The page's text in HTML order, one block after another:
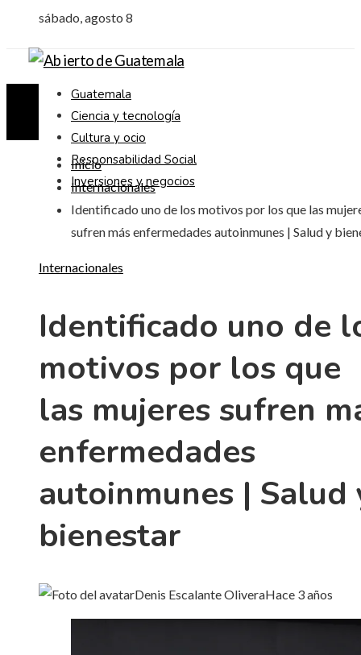
sábado, agosto 8
Guatemala
Ciencia y tecnología
Cultura y ocio
Responsabilidad Social
Inversiones y negocios
Inicio
Internacionales
Identificado uno de los motivos por los que las
sufren más enfermedades autoinmunes | Salud y
Internacionales
Identificado uno de
motivos por los que
las mujeres sufren
enfermedades
autoinmunes | Salud
bienestar
Denis Escalante OliveraHace 3 años